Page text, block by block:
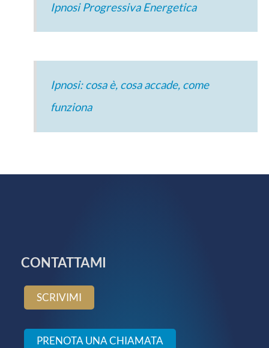
Ipnosi Progressiva Energetica
Ipnosi: cosa è, cosa accade, come
funziona
CONTATTAMI
SCRIVIMI
PRENOTA UNA CHIAMATA